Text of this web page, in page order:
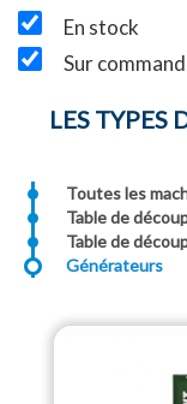
En stock
Sur
LES TYPES
Toutes les
Table de
Table de
Générateurs